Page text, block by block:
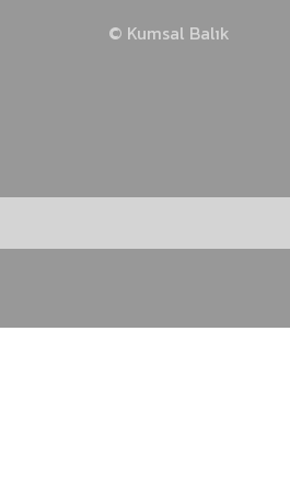
© Kumsal Balık
İstavrit Takımları